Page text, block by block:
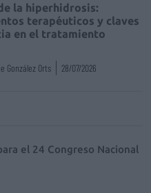
la hiperhidrosis:
terapéuticos y claves
en el tratamiento
González Orts 28/07/2026
el 24 Congreso Nacional